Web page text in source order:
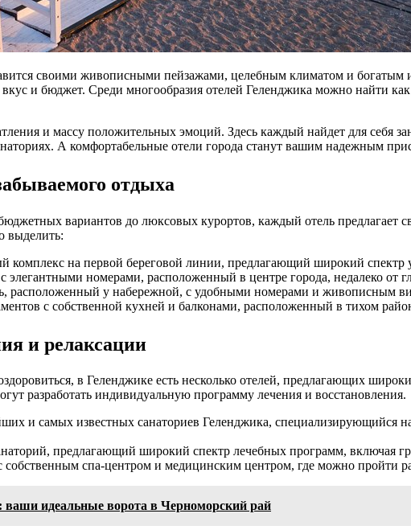
своими живописными пейзажами, целебным климатом и богатым
и бюджет. Среди многообразия отелей Геленджика можно найти
и массу положительных эмоций. Здесь каждый найдет для себя
А комфортабельные отели города станут вашим надежным
отдыха
вариантов до люксовых курортов, каждый отель предлагает
выделить:
на первой береговой линии, предлагающий широкий спектр
номерами, расположенный в центре города, недалеко от
у набережной, с удобными номерами и живописным
с собственной кухней и балконами, расположенный в тихом
и релаксации
в Геленджике есть несколько отелей, предлагающих
разработать индивидуальную программу лечения и восстановления.
и самых известных санаториев Геленджика, специализирующийся
предлагающий широкий спектр лечебных программ, включая
спа-центром и медицинским центром, где можно пройти
идеальные ворота в Черноморский рай